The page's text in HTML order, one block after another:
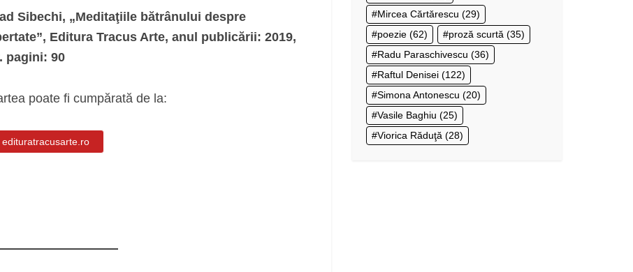
Sibechi, „Meditaţiile bătrânului despre
Editura Tracus Arte, anul publicării: 2019,
pagini: 90
poate fi cumpărată de la:
edituratracusarte.ro
Mircea Cărtărescu (29)
poezie (62) proză scurtă (35)
Radu Paraschivescu (36)
Raftul Denisei (122)
Simona Antonescu (20)
Vasile Baghiu (25)
Viorica Răduţă (28)